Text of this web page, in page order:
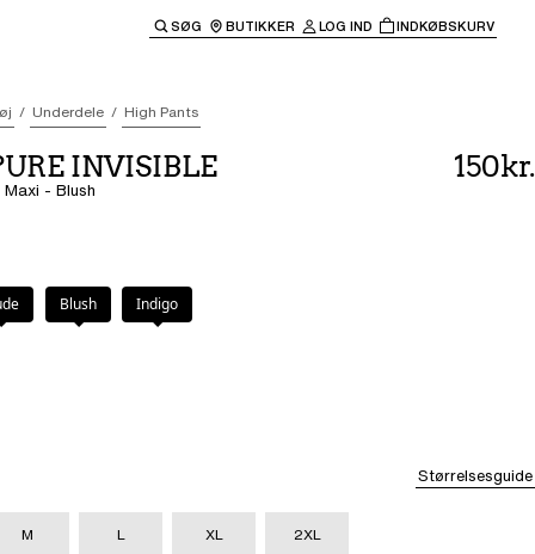
hovednavigationen.
SØG BUTIKKER LOG IND INDKØBSKURV
Underdele High Pants
INVISIBLE
- Blush
150kr.
Blush Indigo
Størrelsesguide
M L XL 2XL